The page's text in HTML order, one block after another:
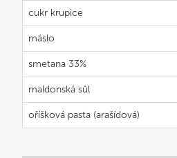
cukr krupice
máslo
smetana 33%
maldonská sůl
oříšková pasta (arašídová)